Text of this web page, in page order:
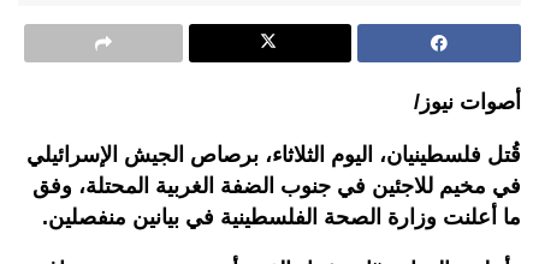
أصوات نيوز/
قُتل فلسطينيان، اليوم الثلاثاء، برصاص الجيش الإسرائيلي
في مخيم للاجئين في جنوب الضفة الغربية المحتلة، وفق
ما أعلنت وزارة الصحة الفلسطينية في بيانين منفصلين.